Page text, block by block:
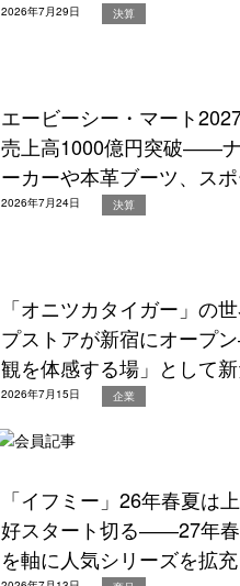
2026年7月29日 決算
エービーシー・マート
売上高1000億円突破――
ーカーや本革ブーツ、ス
2026年7月24日 決算
「オニツカタイガー」の
プストアが新宿にオープ
観を体感する場」として
2026年7月15日 企業
「イフミー」26年春夏は
好スタート切る――27年
を軸に人気シリーズを拡充